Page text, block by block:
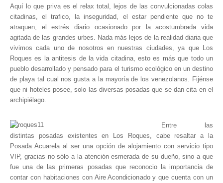
Mérida
Museos y otros sitios de interés en Amazonas
Museos y otros sitios de interés en Anzoátegui
Museos y otros sitios de interés en Aragua
Museos y otros sitios de interés en Bolívar
Museos y otros sitios de interés en Falcón
Museos y otros sitios de interés en Sucre
Destinos Turísticos
Noticias turísticas
Gastronomía
Aquí lo que priva es el relax total, lejos de las convulcionadas colas
citadinas, el trafico, la inseguridad, el estar pendiente que no te
atraquen, el estrés diario ocasionado por la acostumbrada vida
agitada de las grandes urbes. Nada más lejos de la realidad diaria que
vivimos cada uno de nosotros en nuestras ciudades, ya que Los
Roques es la antitesis de la vida citadina, esto es más que todo un
pueblo desarrollado y pensado para el turismo ecológico en un destino
de playa tal cual nos gusta a la mayoría de los venezolanos. Fijénse
que ni hoteles posee, solo las diversas posadas que se dan cita en el
archipiélago.
Entre las
distintas posadas existentes en Los Roques, cabe resaltar a la
Posada Acuarela al ser una opción de alojamiento con servicio tipo
VIP, gracias no sólo a la atención esmerada de su dueño, sino a que
fue una de las primeras posadas que reconocio la importancia de
contar con habitaciones con Aire Acondicionado y que cuenta con un